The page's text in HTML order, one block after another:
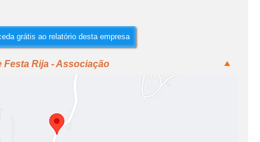
grátis ao relatório desta empresa
Rija - Associação